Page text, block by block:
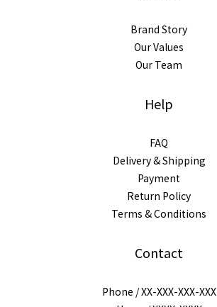
Brand Story
Our Values
Our Team
Help
FAQ
Delivery & Shipping
Payment
Return Policy
Terms & Conditions
Contact
Phone / XX-XXX-XXX-XXX